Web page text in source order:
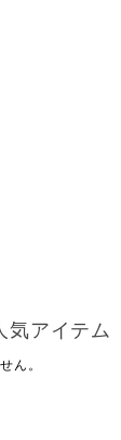
気アイテム
ん。